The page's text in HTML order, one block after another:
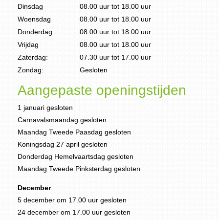
Dinsdag
08.00 uur tot 18.00 uur
Woensdag
08.00 uur tot 18.00 uur
Donderdag
08.00 uur tot 18.00 uur
Vrijdag
08.00 uur tot 18.00 uur
Zaterdag:
07.30 uur tot 17.00 uur
Zondag:
Gesloten
Aangepaste openingstijden
1 januari gesloten
Carnavalsmaandag gesloten
Maandag Tweede Paasdag gesloten
Koningsdag 27 april gesloten
Donderdag Hemelvaartsdag gesloten
Maandag Tweede Pinksterdag gesloten
December
5 december om 17.00 uur gesloten
24 december om 17.00 uur gesloten